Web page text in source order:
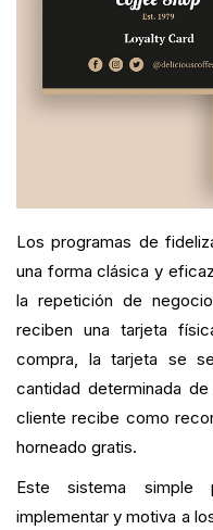
Los programas de
una forma clásica y
la repetición de
reciben una tarjeta
compra, la tarjeta se
cantidad determinada
cliente recibe como
horneado gratis.
Este sistema
implementar y motiva a